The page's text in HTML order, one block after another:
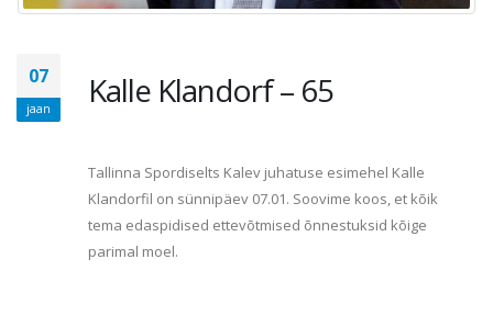
07
jaan Kalle Klandorf – 65
Tallinna Spordiselts Kalev juhatuse esimehel Kalle
Klandorfil on sünnipäev 07.01. Soovime koos, et kõik
tema edaspidised ettevõtmised õnnestuksid kõige
parimal moel.